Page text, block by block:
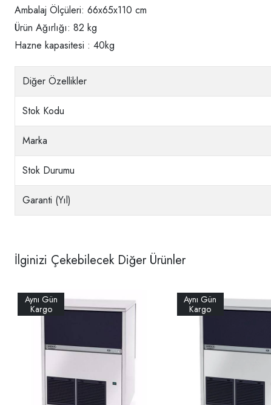
Ambalaj Ölçüleri: 66x65x110 cm
Ürün Ağırlığı: 82 kg
Hazne kapasitesi : 40kg
Diğer Özellikler
Stok Kodu
Marka
Stok Durumu
Garanti (Yıl)
İlginizi Çekebilecek Diğer Ürünler